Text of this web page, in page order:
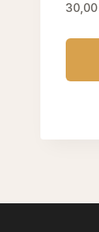
30,00